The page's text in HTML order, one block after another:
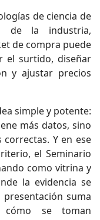
de ciencia de
de la industria,
de compra puede
el surtido, diseñar
y ajustar precios
simple y potente:
más datos, sino
Y en ese
el Seminario
como vitrina y
la evidencia se
suma
cómo se toman